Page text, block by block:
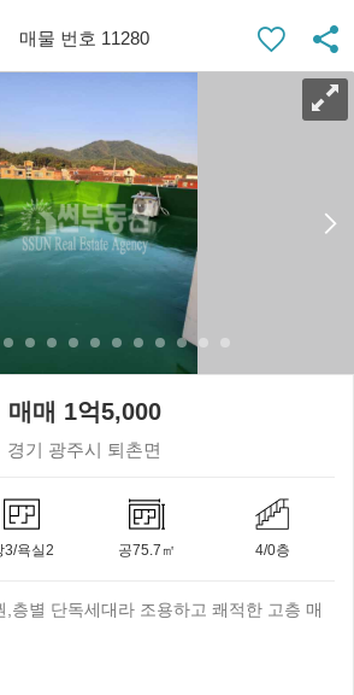
매물 번호 11280
매매 1억5,000
경기 광주시 퇴촌면
3/욕실2 공75.7㎡ 4/0층
,층별 단독세대라 조용하고 쾌적한 고층 매